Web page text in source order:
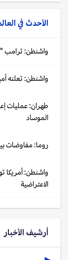
الأحدث في
واشنطن: ترامب
واشنطن: تعلنه
طهران: عمليات
الموساد
روما: مفاوضات
واشنطن: أمريكا
الاعتراضية
أرشيف الأخبار